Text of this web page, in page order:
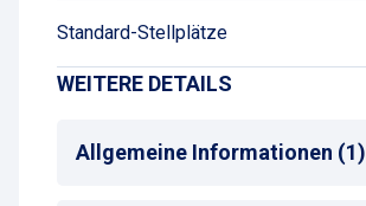
Standard-Stellplätze
WEITERE DETAILS
Allgemeine Informationen (1)